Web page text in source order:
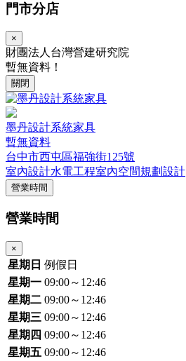
門市分店
×
財團法人台灣營建研究院
暫無資料！
關閉
墨丹設計系統家具
暫無資料
台中市西屯區福強街125號
室內設計水電工程室內空間規劃設計
營業時間
營業時間
×
星期日 例假日
星期一 09:00～12:46
星期二 09:00～12:46
星期三 09:00～12:46
星期四 09:00～12:46
星期五 09:00～12:46